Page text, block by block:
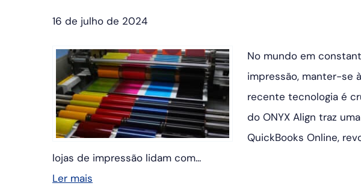
16 de julho de 2024
No mundo em
impressão, manter-se
recente tecnologia é
do ONYX Align traz
QuickBooks Online,
lojas de impressão lidam com...
Ler mais